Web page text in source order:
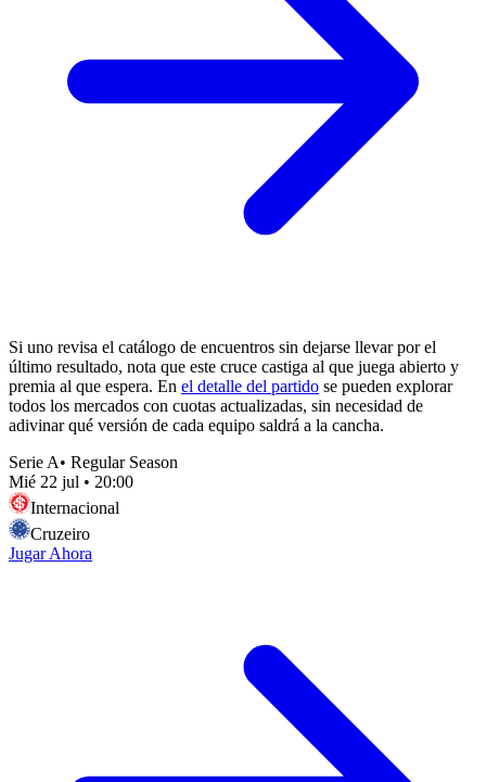
Si uno revisa el catálogo de encuentros sin dejarse llevar por el
último resultado, nota que este cruce castiga al que juega abierto y
premia al que espera. En el detalle del partido se pueden explorar
todos los mercados con cuotas actualizadas, sin necesidad de
adivinar qué versión de cada equipo saldrá a la cancha.
Serie A• Regular Season
Mié 22 jul • 20:00
Internacional
Cruzeiro
Jugar Ahora